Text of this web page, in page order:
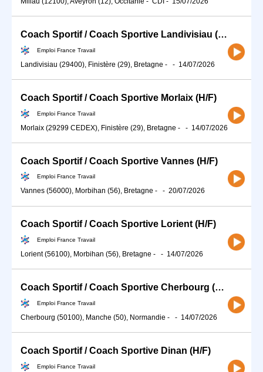
Coach Sportif / Coach Sportive Landivisiau (H/F)
Emploi France Travail
Landivisiau (29400), Finistère (29), Bretagne - - 14/07/2026
Coach Sportif / Coach Sportive Morlaix (H/F)
Emploi France Travail
Morlaix (29299 CEDEX), Finistère (29), Bretagne - - 14/07/2026
Coach Sportif / Coach Sportive Vannes (H/F)
Emploi France Travail
Vannes (56000), Morbihan (56), Bretagne - - 20/07/2026
Coach Sportif / Coach Sportive Lorient (H/F)
Emploi France Travail
Lorient (56100), Morbihan (56), Bretagne - - 14/07/2026
Coach Sportif / Coach Sportive Cherbourg (H/F)
Emploi France Travail
Cherbourg (50100), Manche (50), Normandie - - 14/07/2026
Coach Sportif / Coach Sportive Dinan (H/F)
Emploi France Travail